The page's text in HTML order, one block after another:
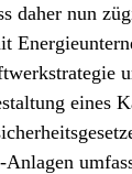
daher nun
eines